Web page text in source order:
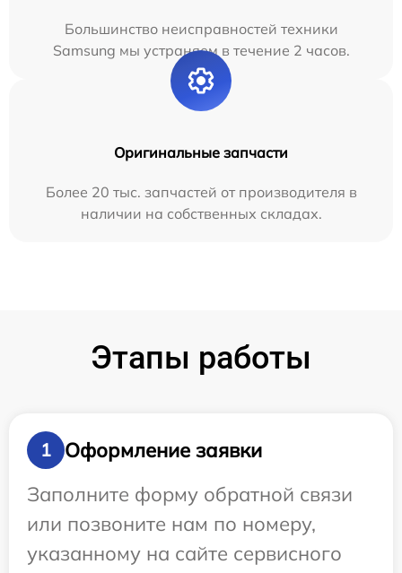
Большинство неисправностей техники
Samsung мы устраняем в течение 2 часов.
Оригинальные запчасти
Более 20 тыс. запчастей от производителя в
наличии на собственных складах.
Этапы работы
1
Оформление заявки
Заполните форму обратной связи
или позвоните нам по номеру,
указанному на сайте сервисного